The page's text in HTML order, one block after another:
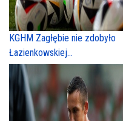
KGHM Zagłębie nie zdobyło
Łazienkowskiej...